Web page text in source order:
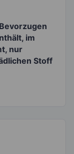
im
nur
Stoff